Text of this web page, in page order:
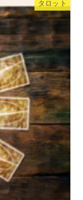
タロット